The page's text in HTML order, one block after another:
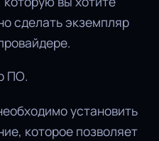
сделать экземпляр
ПО.
установить
которое позволяет